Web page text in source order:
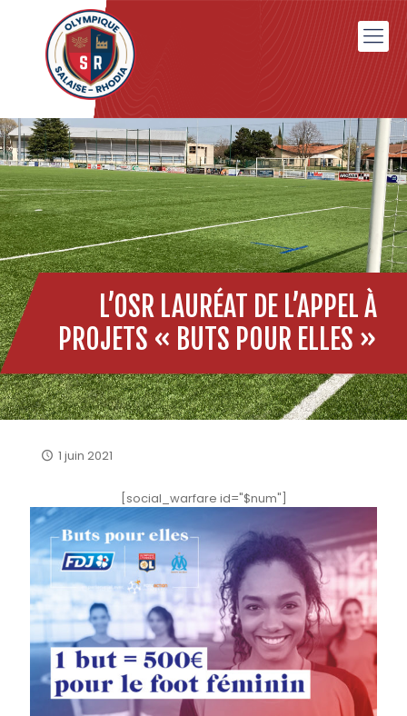
L’OSR LAURÉAT DE L’APPEL À
PROJETS « BUTS POUR ELLES »
1 juin 2021
[social_warfare id="$num"]